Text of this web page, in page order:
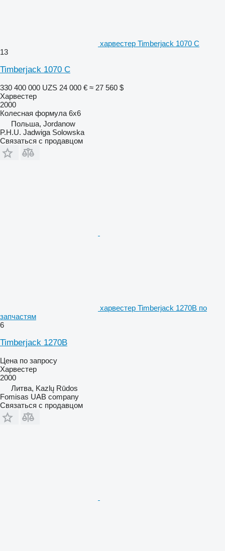
харвестер Timberjack 1070 C
13
Timberjack 1070 C
330 400 000 UZS 24 000 € ≈ 27 560 $
Харвестер
2000
Колесная формула 6x6
Польша, Jordanow
P.H.U. Jadwiga Solowska
Связаться с продавцом
харвестер Timberjack 1270B по
запчастям
6
Timberjack 1270B
Цена по запросу
Харвестер
2000
Литва, Kazlų Rūdos
Fomisas UAB company
Связаться с продавцом